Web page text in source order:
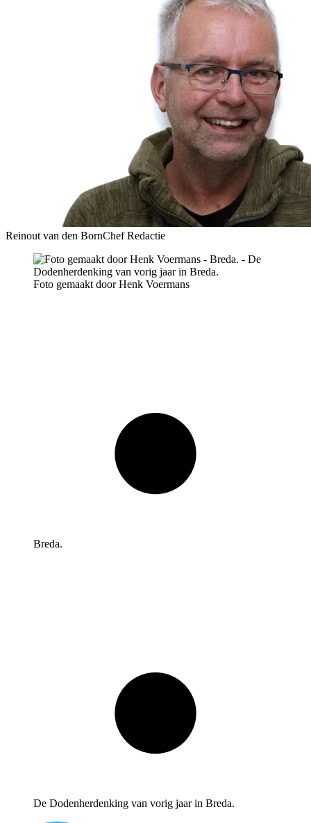
Reinout van den BornChef Redactie
Foto gemaakt door Henk Voermans
Breda.
De Dodenherdenking van vorig jaar in Breda.